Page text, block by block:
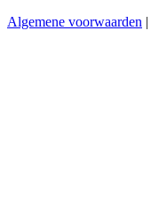
Algemene voorwaarden |